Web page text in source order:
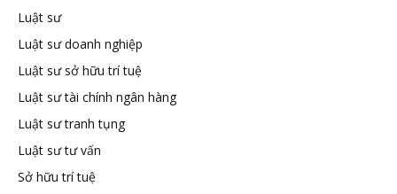
hữu
tuệ
Luật sư
Luật sư doanh nghiệp
Luật sư sở hữu trí tuệ
Luật sư tài chính ngân hàng
Luật sư tranh tụng
Luật sư tư vấn
Sở hữu trí tuệ